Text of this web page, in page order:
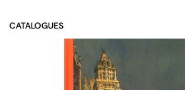
CATALOGUES